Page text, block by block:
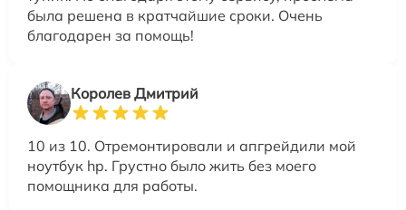
была решена в кратчайшие сроки. Очень
благодарен за помощь!
Королев Дмитрий
10 из 10. Отремонтировали и апгрейдили мой
ноутбук hp. Грустно было жить без моего
помощника для работы.